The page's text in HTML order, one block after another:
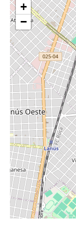
+
−